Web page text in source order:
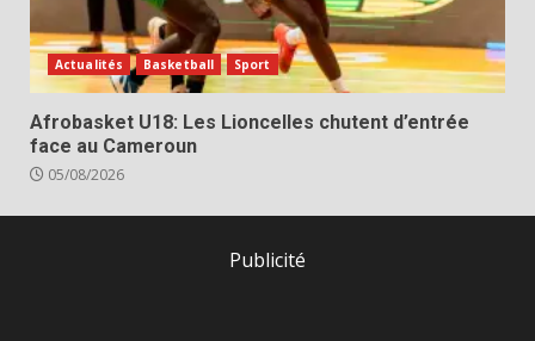
Actualités Basketball Sport
Afrobasket U18: Les Lioncelles chutent d’entrée
face au Cameroun
05/08/2026
Publicité